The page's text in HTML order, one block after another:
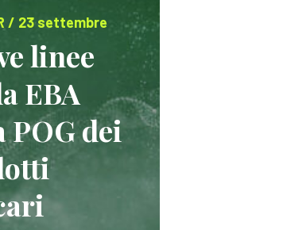
/ 23 settembre
linee
EBA
POG dei